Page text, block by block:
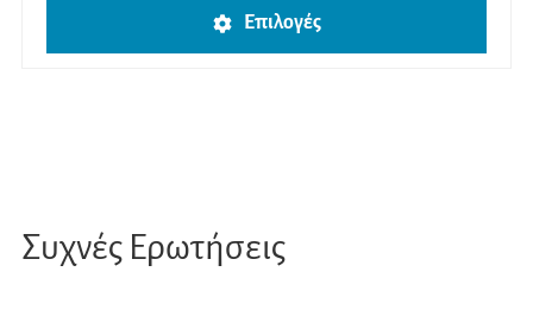
Επιλογές
Συχνές Ερωτήσεις